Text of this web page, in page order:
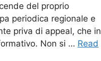
del proprio
periodica regionale e
priva di appeal, che in
Non si … Read